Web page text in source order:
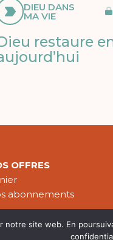
DIEU DANS
MA VIE
restaure
OFFRES
abonnements
site web. En